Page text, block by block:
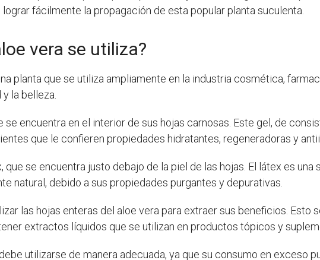
fácilmente la propagación de esta popular planta suculenta.
vera se utiliza?
planta que se utiliza ampliamente en la industria cosmética,
la belleza.
se encuentra en el interior de sus hojas carnosas. Este gel, de
que le confieren propiedades hidratantes, regeneradoras y
que se encuentra justo debajo de la piel de las hojas. El látex es una
natural, debido a sus propiedades purgantes y depurativas.
las hojas enteras del aloe vera para extraer sus beneficios. Esto
extractos líquidos que se utilizan en productos tópicos y
utilizarse de manera adecuada, ya que su consumo en exceso